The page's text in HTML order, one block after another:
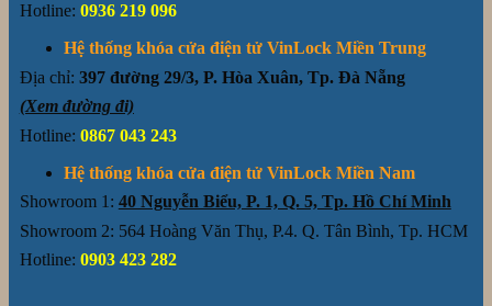
Hotline: 0936 219 096
Hệ thống khóa cửa điện tử VinLock Miền Trung
Địa chỉ: 397 đường 29/3, P. Hòa Xuân, Tp. Đà Nẵng
(Xem đường đi)
Hotline: 0867 043 243
Hệ thống khóa cửa điện tử VinLock Miền Nam
Showroom 1: 40 Nguyễn Biểu, P. 1, Q. 5, Tp. Hồ Chí Minh
Showroom 2: 564 Hoàng Văn Thụ, P.4. Q. Tân Bình, Tp. HCM
Hotline: 0903 423 282